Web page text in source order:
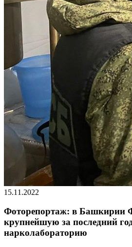
15.11.2022
Фоторепортаж: в Башкирии
крупнейшую за последний
нарколабораторию